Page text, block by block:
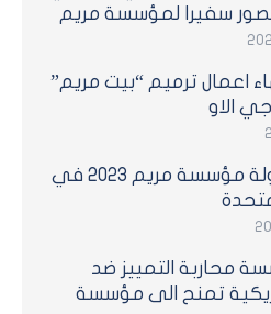
سفيرا لمؤسسة مريم
اعمال ترميم “بيت مريم”
الاو
تلخيص جولة مؤسسة مريم 2023 في
محاربة التمييز ضد
تمنح الى مؤسسة